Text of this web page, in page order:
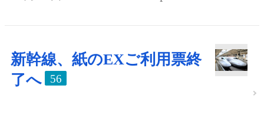
新幹線、紙のEXご利用票終
了へ
56